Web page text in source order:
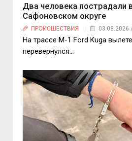
Два человека пострадали
Сафоновском округе
ПРОИСШЕСТВИЯ 03.08.2026
На трассе М-1 Ford Kuga
перевернулся…